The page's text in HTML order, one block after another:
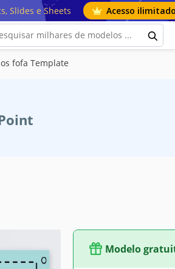
Slides e Sheets Acesso ilimitado
fofa Template
Modelo